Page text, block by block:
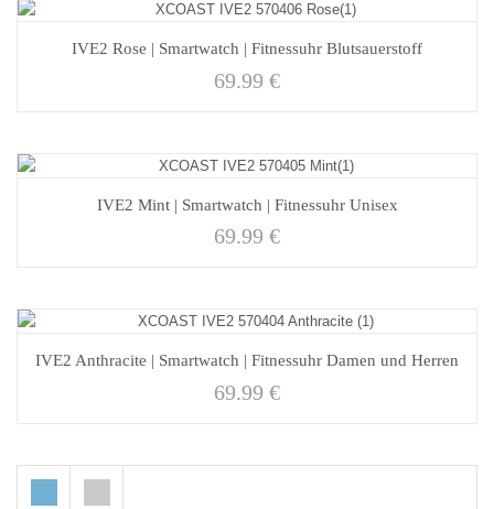
IVE2 Rose | Smartwatch | Fitnessuhr Blutsauerstoff
69.99 €
IVE2 Mint | Smartwatch | Fitnessuhr Unisex
69.99 €
IVE2 Anthracite | Smartwatch | Fitnessuhr Damen und Herren
69.99 €